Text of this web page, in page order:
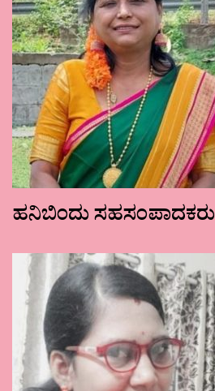
ಹನಿಬಿಂದು ಸಹಸಂಪಾದಕರು